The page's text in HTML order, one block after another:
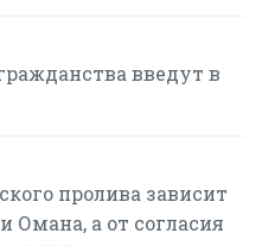
введут в
пролива зависит
Омана, а от согласия